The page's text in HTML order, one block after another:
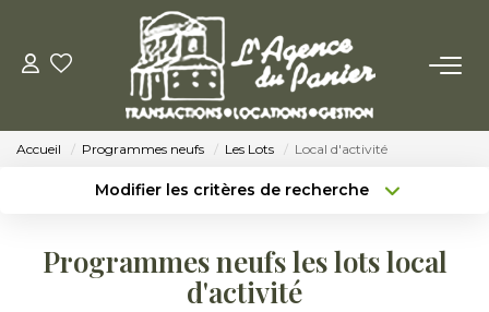
ACHETER
Acheter
Nos Conseils Pour Acquérir
LOUER
Accueil Programmes neufs Les Lots Local d'activité
Modifier les critères de recherche
Sélectionnez...
Type de bien
Surface min
Programmes neufs les lots local
d'activité